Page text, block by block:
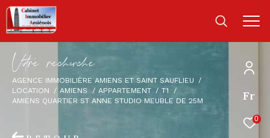
Fr
0
Vore recece
AGENCE IMMOBILIÈRE AMIENS ET SAINT SAUFLIEU
LOCATION
AMIENS APPARTEMENT
T1
AMIENS QUARTIER ST ANNE STUDIO MEUBLE DE 25M